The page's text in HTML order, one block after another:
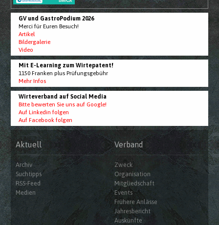
GV und GastroPodium 2026
Merci für Euren Besuch!
Artikel
Bildergalerie
Video
Mit E-Learning zum Wirtepatent!
1150 Franken plus Prüfungsgebühr
Mehr Infos
Wirteverband auf Social Media
Bitte bewerten Sie uns auf Google!
Auf Linkedin folgen
Auf Facebook folgen
Aktuell
Archiv
Suchtipps
RSS-Feed
Medien
Verband
Zweck
Organisation
Mitgliedschaft
Events
Frühere Anlässe
Jahresbericht
Auskünfte